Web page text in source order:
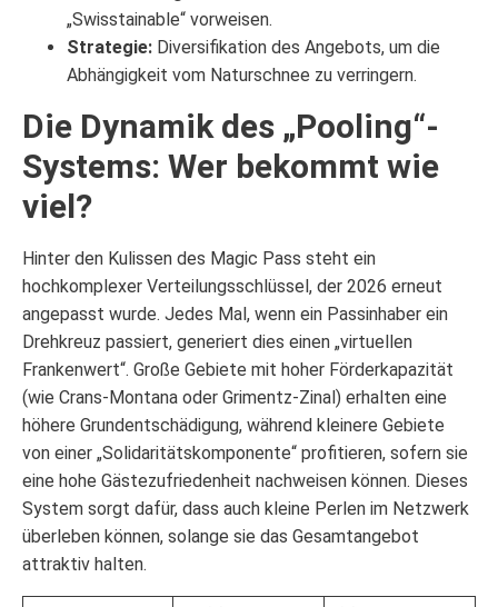
„Swisstainable“ vorweisen.
Strategie: Diversifikation des Angebots, um die
Abhängigkeit vom Naturschnee zu verringern.
Die Dynamik des „Pooling“-
Systems: Wer bekommt wie
viel?
Hinter den Kulissen des Magic Pass steht ein
hochkomplexer Verteilungsschlüssel, der 2026 erneut
angepasst wurde. Jedes Mal, wenn ein Passinhaber ein
Drehkreuz passiert, generiert dies einen „virtuellen
Frankenwert“. Große Gebiete mit hoher Förderkapazität
(wie Crans-Montana oder Grimentz-Zinal) erhalten eine
höhere Grundentschädigung, während kleinere Gebiete
von einer „Solidaritätskomponente“ profitieren, sofern sie
eine hohe Gästezufriedenheit nachweisen können. Dieses
System sorgt dafür, dass auch kleine Perlen im Netzwerk
überleben können, solange sie das Gesamtangebot
attraktiv halten.